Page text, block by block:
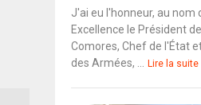
J'ai eu l'honneur, au nom
Excellence le Président
Comores, Chef de l'État
des Armées, ...
Lire la suite